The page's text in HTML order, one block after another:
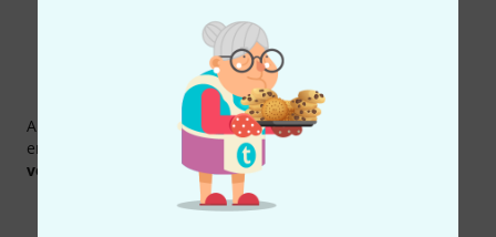
Newsletter Thomann
Abonați-vă la buletinul informativ Thomann în limba
engleză și, cu puțin noroc, puteți câștiga unul dintre
voucherele
în valoare de50 €fiecare!
Contribuții inspiraționale